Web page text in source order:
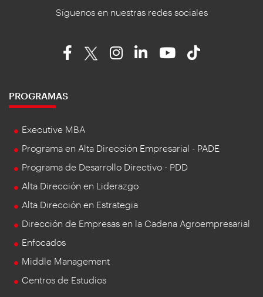
Síguenos en nuestras redes sociales
PROGRAMAS
Executive MBA
Programa en Alta Dirección Empresarial - PADE
Programa de Desarrollo Directivo - PDD
Alta Dirección en Liderazgo
Alta Dirección en Estrategia
Dirección de Empresas en la Cadena Agroempresarial
Enfocados
Middle Management
Centros de Estudios